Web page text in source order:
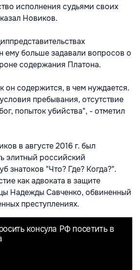
исполнения судьями своих
Новиков.
ему больше задавали вопросов о
содержания Платона.
он содержится, в чем нуждается.
пребывания, отсутствие
попыток убийства", - отметил
в августе 2016 г. был
элитный российский
знатоков "Что? Где? Когда?".
как адвоката в защите
Надежды Савченко, обвиненный
преступлениях.